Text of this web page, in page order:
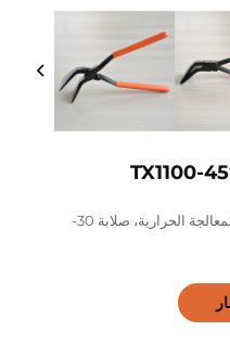
• S45C، قطرة مزورة بالكامل • جسم المعالجة الحرارية، صلابة 30-